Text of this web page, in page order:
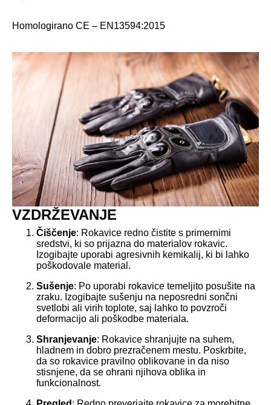
Homologirano CE – EN13594:2015
VZDRŽEVANJE
Čiščenje: Rokavice redno čistite s primernimi
sredstvi, ki so prijazna do materialov rokavic.
Izogibajte uporabi agresivnih kemikalij, ki bi lahko
poškodovale material.
Sušenje: Po uporabi rokavice temeljito posušite na
zraku. Izogibajte sušenju na neposredni sončni
svetlobi ali virih toplote, saj lahko to povzroči
deformacijo ali poškodbe materiala.
Shranjevanje: Rokavice shranjujte na suhem,
hladnem in dobro prezračenem mestu. Poskrbite,
da so rokavice pravilno oblikovane in da niso
stisnjene, da se ohrani njihova oblika in
funkcionalnost.